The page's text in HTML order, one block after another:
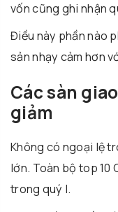
vốn cũng ghi nhận
Điều này phần nào
sản nhạy cảm hơn
Các sàn
giảm
Không có ngoại lệ
lớn. Toàn bộ top 10
trong quý I.